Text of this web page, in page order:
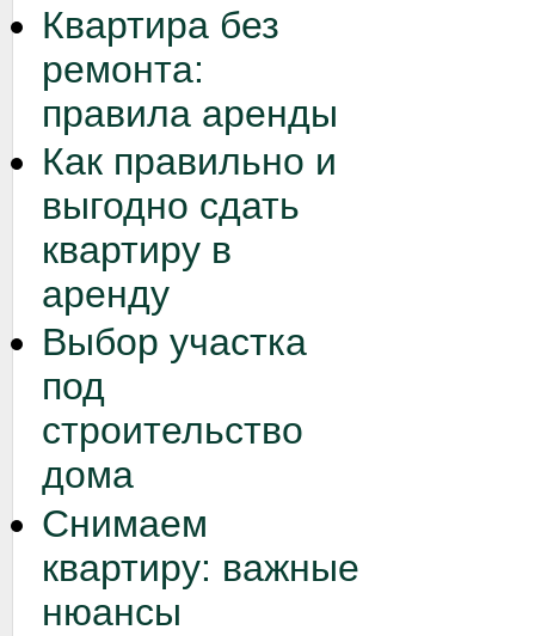
Квартира без
ремонта:
правила аренды
Как правильно и
выгодно сдать
квартиру в
аренду
Выбор участка
под
строительство
дома
Снимаем
квартиру: важные
нюансы